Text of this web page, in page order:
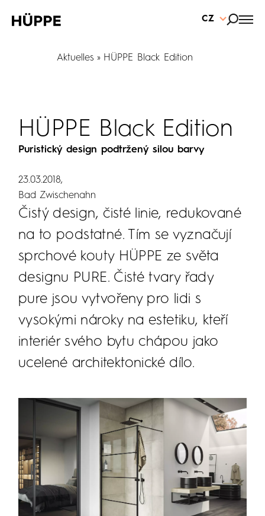
CZ
Aktuelles HÜPPE Black Edition
HÜPPE Black Edition
Puristický design podtržený silou barvy
23.03.2018
Bad Zwischenahn
Čistý design, čisté linie, redukované
na to podstatné. Tím se vyznačují
sprchové kouty HÜPPE ze světa
designu PURE. Čisté tvary řady
pure jsou vytvořeny pro lidi s
vysokými nároky na estetiku, kteří
interiér svého bytu chápou jako
ucelené architektonické dílo.